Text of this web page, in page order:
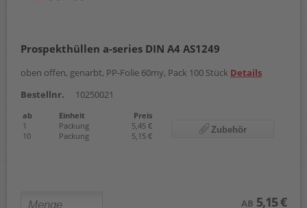
Prospekthüllen a-series DIN A4 AS1249
oben offen, genarbt, PP-Folie 60my, Pack 100 Stück Details
Bestellnr.
10250021
ab Einheit
Preis
1
Packung
5,45 €
10
Packung 5,15 €
Zubehör
AB 5,15 €